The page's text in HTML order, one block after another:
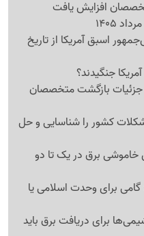
افزایش یافت
در روایت 3 رئیس‌جمهور اسبق آمریکا از تاریخ
جنگیدند؟
جزئیات بازگشت متخصصان
کشور را شناسایی و حل
خاموشی برق در یک تا دو
گامی برای وحدت اسلامی یا
برای دریافت برق باید